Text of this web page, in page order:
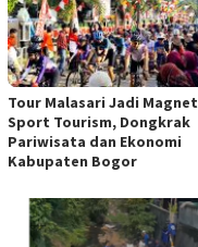
Tour Malasari Jadi Magnet
Sport Tourism, Dongkrak
Pariwisata dan Ekonomi
Kabupaten Bogor